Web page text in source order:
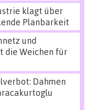
klagt über
Planbarkeit
und
die Weichen für
Dahmen